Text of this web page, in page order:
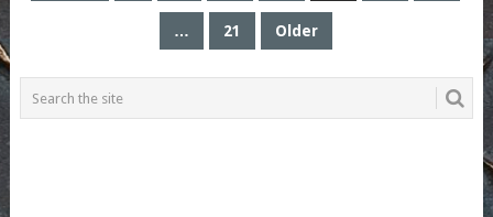
PAGINATION
… 21 Older